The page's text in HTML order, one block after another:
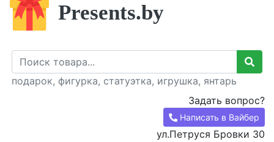
Presents.by
подарок, фигурка, статуэтка, игрушка, янтарь
Задать вопрос?
Написать в Вайбер
ул.Петруся Бровки 30